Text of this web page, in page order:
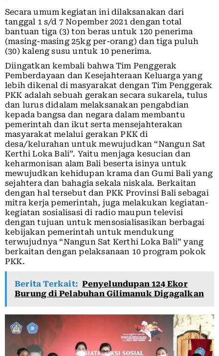
Secara umum kegiatan ini dilaksanakan dari
tanggal 1 s/d 7 Nopember 2021 dengan total
bantuan tiga (3) ton beras untuk 120 penerima
(masing-masing 25kg per-orang) dan tiga puluh
(30) kaleng susu untuk 10 penerima.
Diingatkan kembali bahwa Tim Penggerak
Pemberdayaan dan Kesejahteraan Keluarga yang
lebih dikenal di masyarakat dengan Tim Penggerak
PKK adalah sebuah gerakan secara sukarela, tulus
dan lurus didalam melaksanakan pengabdian
kepada bangsa dan negara dalam membantu
pemerintah dan ikut serta mensejahterakan
masyarakat melalui gerakan PKK di
desa/kelurahan untuk mewujudkan “Nangun Sat
Kerthi Loka Bali”. Yaitu menjaga kesucian dan
keharmonisan alam Bali beserta isinya untuk
mewujudkan kehidupan krama dan Gumi Bali yang
sejahtera dan bahagia sekala niskala. Berkaitan
dengan hal tersebut dan PKK Provinsi Bali sebagai
mitra kerja pemerintah, juga melakukan kegiatan-
kegiatan sosialisasi di radio maupun televisi
dengan tujuan untuk mensosialisasikan berbagai
kebijakan pemerintah untuk mendukung
terwujudnya “Nangun Sat Kerthi Loka Bali” yang
berkaitan dengan pelaksanaan 10 program pokok
PKK.
Berita Terkait: Penyelundupan 124 Ekor
Burung di Pelabuhan Gilimanuk Digagalkan